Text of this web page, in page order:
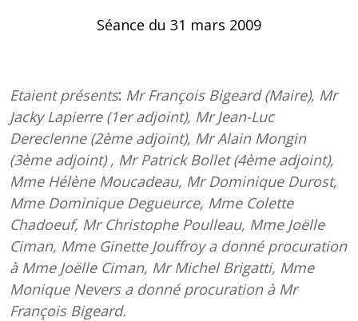
Séance du 31 mars 2009
Etaient présents: Mr François Bigeard (Maire), Mr
Jacky Lapierre (1er adjoint), Mr Jean-Luc
Dereclenne (2ème adjoint), Mr Alain Mongin
(3ème adjoint) , Mr Patrick Bollet (4ème adjoint),
Mme Hélène Moucadeau, Mr Dominique Durost,
Mme Dominique Degueurce, Mme Colette
Chadoeuf, Mr Christophe Poulleau, Mme Joëlle
Ciman, Mme Ginette Jouffroy a donné procuration
à Mme Joëlle Ciman, Mr Michel Brigatti, Mme
Monique Nevers a donné procuration à Mr
François Bigeard.